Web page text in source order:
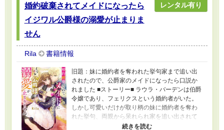
婚約破棄されてメイドになったら
イジワル公爵様の溺愛が止まりま
せん
レンタル有り
Rila 書籍情報
旧題：妹に婚約者を奪われた挙句家まで追い出
されたので、公爵家のメイドになったら口説か
れました ■ストーリー■ ラウラ・バーデンは伯爵
令嬢であり、フェリクスという婚約者がいた。
しかし可愛いだけが取り柄の妹に婚約者を奪わ
れた挙句、両親から呆れられ家を追い出されて
しまう。 ラウラは生活する為に職探しを始める